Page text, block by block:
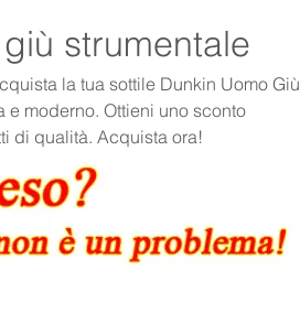
strumentale
la tua sottile Dunkin Uomo Giù
e moderno. Ottieni uno sconto
di qualità. Acquista ora!